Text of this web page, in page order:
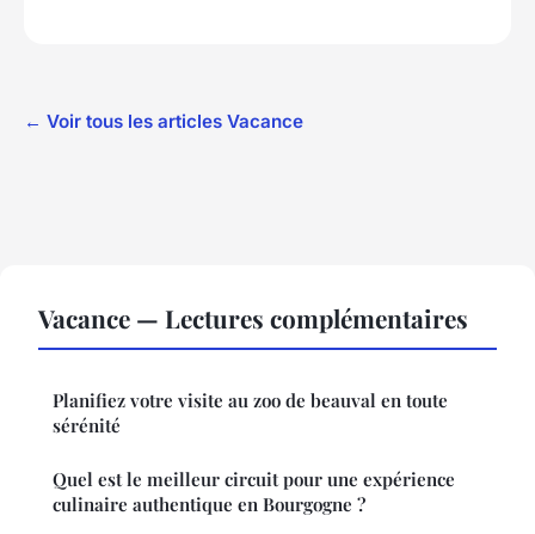
← Voir tous les articles Vacance
Vacance — Lectures complémentaires
Planifiez votre visite au zoo de beauval en toute
sérénité
Quel est le meilleur circuit pour une expérience
culinaire authentique en Bourgogne ?